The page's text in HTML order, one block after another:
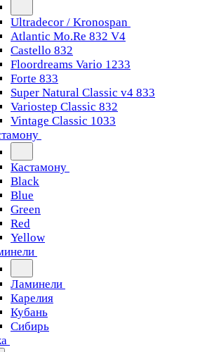
Ultradecor / Kronospan
Atlantic Mo.Re 832 V4
Castello 832
Floordreams Vario 1233
Forte 833
Super Natural Classic v4 833
Variostep Classic 832
Vintage Classic 1033
Кастамону
Black
Blue
Green
Red
Yellow
Ламинели
Карелия
Кубань
Сибирь